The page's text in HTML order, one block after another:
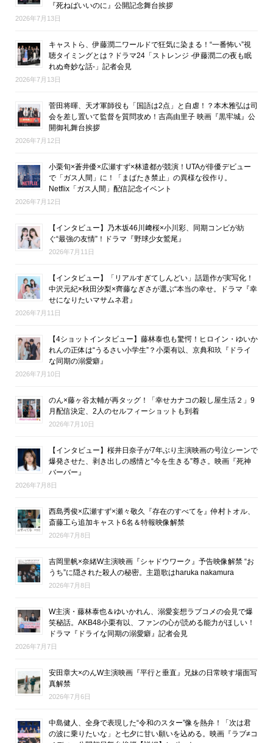
『死ねばいいのに』公開記念舞台挨拶
2026年7月13日
キャストら、伊藤潤二ワールドで狂気に染まる！“一番怖い”視
聴タイミングとは？ドラマ24「ストレンジ -伊藤潤二の夜も眠
れぬ奇妙な話-」記者会見
2026年7月13日
菅田将暉、天才軍師役も「国語は2点」と自虐！？本木雅弘は司
会を差し置いて監督を質問攻め！吉高由里子 映画『黒牢城』公
開御礼舞台挨拶
2026年7月12日
小栗旬×蒼井優×広瀬すず×林遣都が競演！UTAが俳優デビュー
で「ガス人間」に！「まばたき禁止」の異様な役作り。
Netflix「ガス人間」配信記念イベント
2026年7月12日
【インタビュー】乃木坂46川﨑桜×小川彩、同期コンビが紡
ぐ“最強の友情”！ドラマ『野球少女鷲尾』
2026年7月11日
【インタビュー】「リアルすぎてしんどい」話題作が実写化！
中沢元紀×秋田汐梨×齊藤なぎさが選ぶ“本当の幸せ。ドラマ『幸
せになりたいマサムネ君』
2026年7月11日
【4ショットインタビュー】藤林泰也も驚愕！ヒロイン・ゆいか
れんの正体は“うるさい小学生”？小栗有以、京典和玖『ドライ
な同期の溺愛癖』
2026年7月10日
のん×藤ヶ谷太輔が再タッグ！「幸せカナコの殺し屋生活２」9
月配信決定、2人のセルフィーショットも到着
2026年7月10日
【インタビュー】桜井日奈子が7年ぶり主演映画の号泣シーンで
爆発させた、剥き出しの感情と“今を生きる”尊さ。映画『死神
バーバー』
2026年7月8日
西島秀俊×広瀬すず×瀬々敬久『存在のすべてを』仲村トオル、
斎藤工ら追加キャスト6名＆特報映像解禁
2026年7月8日
吉岡里帆×奈緒W主演映画『シャドウワーク』予告映像解禁 “お
うち”に隠された殺人の秘密。主題歌はharuka nakamura
2026年7月8日
W主演・藤林泰也＆ゆいかれん、溺愛妄想ラブコメの会見で爆
笑秘話。AKB48小栗有以、ファンの心が読める能力がほしい！
ドラマ『ドライな同期の溺愛癖』記者会見
2026年7月7日
安田章大×のんW主演映画『平行と垂直』兄妹の日常映す場面写
真解禁
2026年7月6日
中島健人、全身で表現した“令和のスター”像を熱弁！「次は君
の波に乗りたいな」と七夕に甘い願いを込める。映画『ラブ≠コ